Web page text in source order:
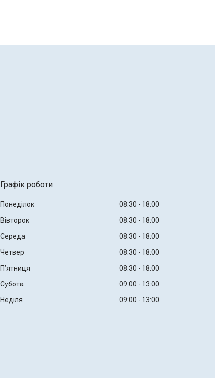
Графік роботи
Понеділок 08:30
18:00
Вівторок
08:30
18:00
Середа
08:30
18:00
Четвер
08:30
18:00
Пʼятниця
08:30
18:00
Субота
09:00
13:00
Неділя
09:00 13:00